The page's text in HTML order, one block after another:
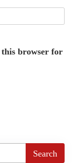
this browser for